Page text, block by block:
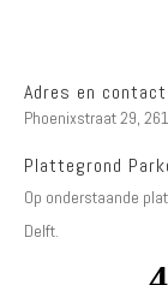
Adres en
Phoenixstraat 29,
Plattegrond
Op onderstaande
Delft.